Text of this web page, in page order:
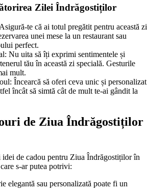
Zilei Îndrăgostiților
te că ai totul pregătit pentru această zi
unei mese la un restaurant sau
perfect.
Nu uita să îți exprimi sentimentele și
tău în această zi specială. Gesturile
mult.
Încearcă să oferi ceva unic și personalizat
încât să simtă cât de mult te-ai gândit la
de Ziua Îndrăgostiților
idei de cadou pentru Ziua Îndrăgostiților în
s-ar putea potrivi:
elegantă sau personalizată poate fi un